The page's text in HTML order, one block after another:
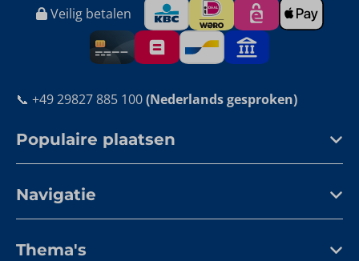
Veilig betalen
📞 +49 29827 885 100(Nederlands gesproken)
Populaire plaatsen
Navigatie
Thema's